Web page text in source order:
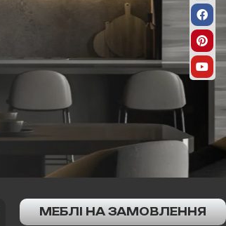
МЕБЛІ НА ЗАМОВЛЕННЯ